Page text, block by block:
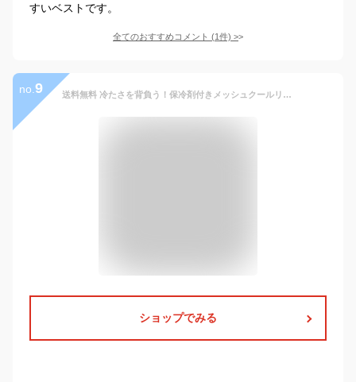
すいベストです。
全てのおすすめコメント (1件) >
no. 9 送料無料 冷たさを背負う！保冷剤付きメッシュクールリュック 保冷剤 背中用 冷感 冷却 冷たい ひんやり 密着 リュック用冷感パッド 暑さ対策 クールダウン 冷ます 長持ち 長時間冷却 保冷 冷凍 アイスパック アイシング 真夏 夏 猛暑 メール便
ショップでみる